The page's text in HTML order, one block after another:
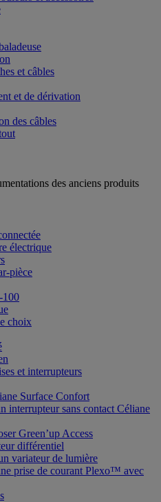
et câbles
et de dérivation
des câbles
des anciens produits
électrique
pièce
100
choix
et interrupteurs
Surface Confort
interrupteur sans contact Céliane
Green’up Access
différentiel
variateur de lumière
prise de courant Plexo™ avec